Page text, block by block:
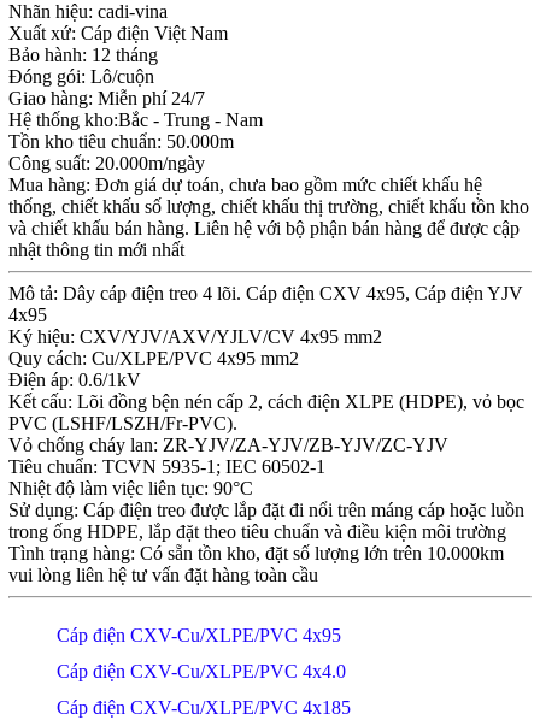
Nhãn hiệu: cadi-vina
Xuất xứ: Cáp điện Việt Nam
Bảo hành: 12 tháng
Đóng gói: Lô/cuộn
Giao hàng: Miễn phí 24/7
Hệ thống kho:Bắc - Trung - Nam
Tồn kho tiêu chuẩn: 50.000m
Công suất: 20.000m/ngày
Mua hàng: Đơn giá dự toán, chưa bao gồm mức chiết khấu hệ
thống, chiết khấu số lượng, chiết khấu thị trường, chiết khấu tồn kho
và chiết khấu bán hàng. Liên hệ với bộ phận bán hàng để được cập
nhật thông tin mới nhất
Mô tả: Dây cáp điện treo 4 lõi. Cáp điện CXV 4x95, Cáp điện YJV
4x95
Ký hiệu: CXV/YJV/AXV/YJLV/CV 4x95 mm2
Quy cách: Cu/XLPE/PVC 4x95 mm2
Điện áp: 0.6/1kV
Kết cấu: Lõi đồng bện nén cấp 2, cách điện XLPE (HDPE), vỏ bọc
PVC (LSHF/LSZH/Fr-PVC).
Vỏ chống cháy lan: ZR-YJV/ZA-YJV/ZB-YJV/ZC-YJV
Tiêu chuẩn: TCVN 5935-1; IEC 60502-1
Nhiệt độ làm việc liên tục: 90°C
Sử dụng: Cáp điện treo được lắp đặt đi nổi trên máng cáp hoặc luồn
trong ống HDPE, lắp đặt theo tiêu chuẩn và điều kiện môi trường
Tình trạng hàng: Có sẵn tồn kho, đặt số lượng lớn trên 10.000km
vui lòng liên hệ tư vấn đặt hàng toàn cầu
Cáp điện CXV-Cu/XLPE/PVC 4x95
Cáp điện CXV-Cu/XLPE/PVC 4x4.0
Cáp điện CXV-Cu/XLPE/PVC 4x185